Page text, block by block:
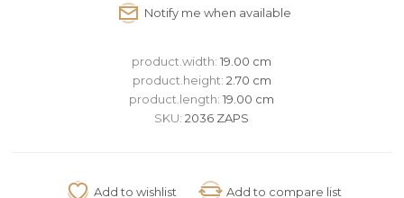
product.width:19.00 cm
product.height: 2.70 cm
product.length:19.00 cm
SKU: 2036 ZAPS